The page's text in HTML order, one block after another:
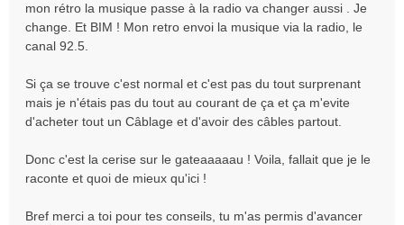
mon rétro la musique passe à la radio va changer aussi . Je
change. Et BIM ! Mon retro envoi la musique via la radio, le
canal 92.5.
Si ça se trouve c'est normal et c'est pas du tout surprenant
mais je n'étais pas du tout au courant de ça et ça m'evite
d'acheter tout un Câblage et d'avoir des câbles partout.
Donc c'est la cerise sur le gateaaaaau ! Voila, fallait que je le
raconte et quoi de mieux qu'ici !
Bref merci a toi pour tes conseils, tu m'as permis d'avancer